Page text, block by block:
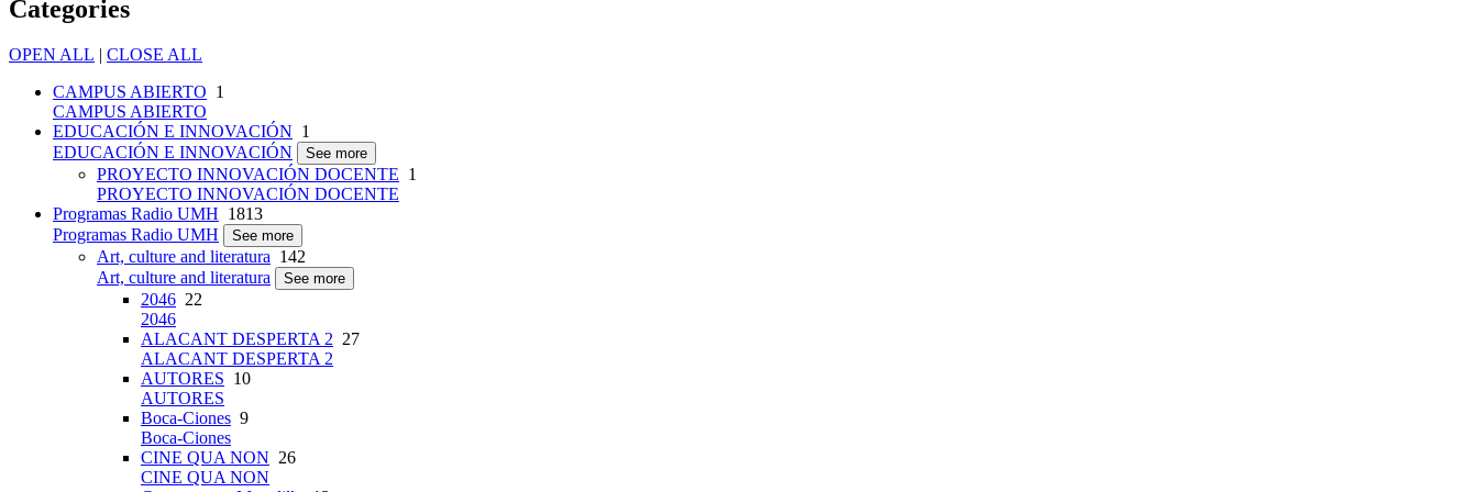
Categories
OPEN ALL | CLOSE ALL
CAMPUS ABIERTO 1
CAMPUS ABIERTO
EDUCACIÓN E INNOVACIÓN 1
EDUCACIÓN E INNOVACIÓN
See more
PROYECTO INNOVACIÓN DOCENTE 1
PROYECTO INNOVACIÓN DOCENTE
Programas Radio UMH 1813
Programas Radio UMH
See more
Art, culture and literatura 142
Art, culture and literatura
See more
2046 22
2046
ALACANT DESPERTA 2 27
ALACANT DESPERTA 2
AUTORES 10
AUTORES
Boca-Ciones 9
Boca-Ciones
CINE QUA NON 26
CINE QUA NON